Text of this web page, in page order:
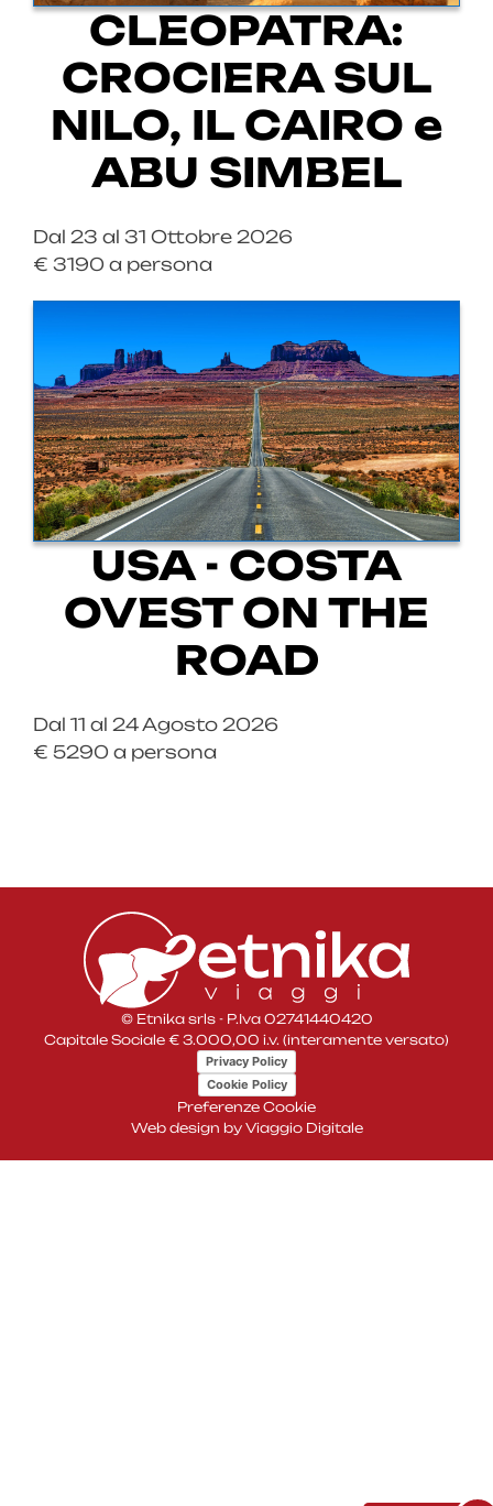
CLEOPATRA:
CROCIERA SUL
NILO, IL CAIRO e
ABU SIMBEL
Dal 23 al 31 Ottobre 2026
€ 3190 a persona
USA - COSTA
OVEST ON THE
ROAD
Dal 11 al 24 Agosto 2026
€ 5290 a persona
© Etnika srls - P.Iva 02741440420
Capitale Sociale € 3.000,00 i.v. (interamente versato)
Privacy Policy
Cookie Policy
Preferenze Cookie
Web design by Viaggio Digitale